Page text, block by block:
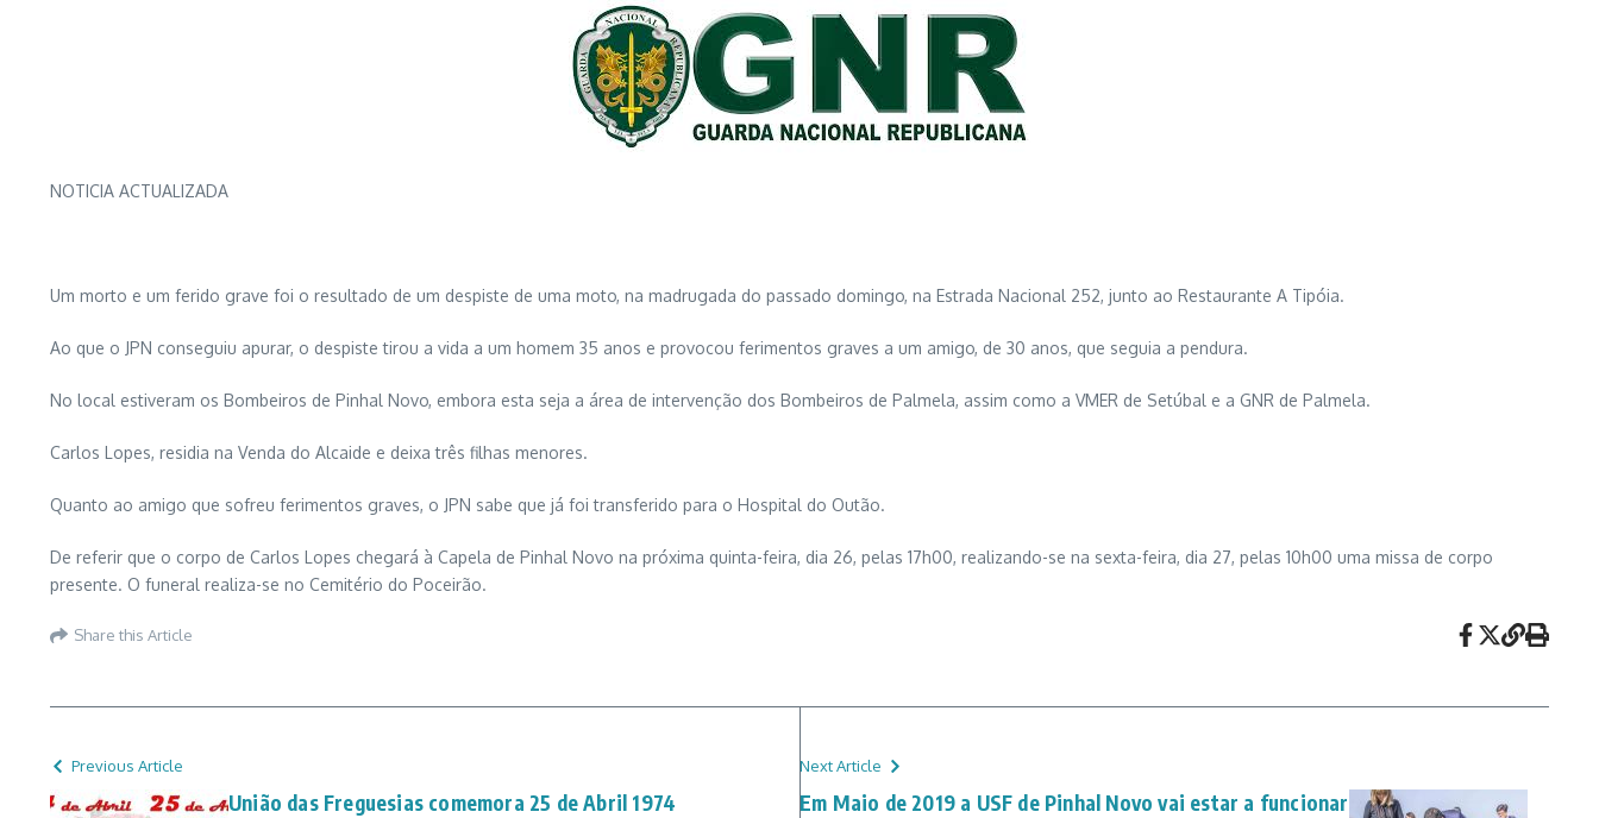
NOTICIA ACTUALIZADA
Um morto e um ferido grave foi o resultado de um despiste de uma moto, na madrugada do passado domingo, na Estrada Nacional 252, junto ao Restaurante A Tipóia.
Ao que o JPN conseguiu apurar, o despiste tirou a vida a um homem 35 anos e provocou ferimentos graves a um amigo, de 30 anos, que seguia a pendura.
No local estiveram os Bombeiros de Pinhal Novo, embora esta seja a área de intervenção dos Bombeiros de Palmela, assim como a VMER de Setúbal e a GNR de Palmela.
Carlos Lopes, residia na Venda do Alcaide e deixa três filhas menores.
Quanto ao amigo que sofreu ferimentos graves, o JPN sabe que já foi transferido para o Hospital do Outão.
De referir que o corpo de Carlos Lopes chegará à Capela de Pinhal Novo na próxima quinta-feira, dia 26, pelas 17h00, realizando-se na sexta-feira, dia 27, pelas 10h00 uma missa de corpo
presente. O funeral realiza-se no Cemitério do Poceirão.
Share this Article
Previous Article
União das Freguesias comemora 25 de Abril 1974
Next Article
Em Maio de 2019 a USF de Pinhal Novo vai estar a funcionar